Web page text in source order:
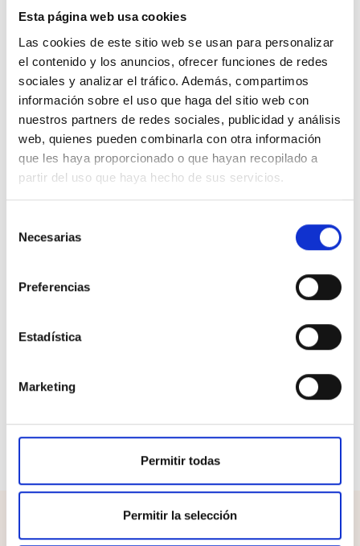
Esta página web usa cookies
Las cookies de este sitio web se usan para personalizar
el contenido y los anuncios, ofrecer funciones de redes
sociales y analizar el tráfico. Además, compartimos
información sobre el uso que haga del sitio web con
nuestros partners de redes sociales, publicidad y análisis
web, quienes pueden combinarla con otra información
que les haya proporcionado o que hayan recopilado a
partir del uso que haya hecho de sus servicios.
Necesarias
Preferencias
Estadística
Marketing
Permitir todas
Permitir la selección
después de salir del agua. Su
movilidad y aporta un estilo actual, mientras que
la cintura elástica con cordóngarantiza un ajuste
cómodo y personalizable durante todo el día.
El diseño se completa con ellogotipo de Champion
aportando un toque distintivo y reforzando el carácter
deportivo de la prenda. Su versatilidad permite
combinarlo fácilmente con camisetas, polos o
chanclas para un outfit veraniego completo.
Bañador corto para hombre de estilo deportivo.
Cintura elástica con cordón para un ajuste seguro y
Corte corto que favorece la libertad de movimiento.
Un bañador pensado para hombres que
para disfrutar del agua y del verano con la confianza
de una marca icónica.
¡Completa el look!